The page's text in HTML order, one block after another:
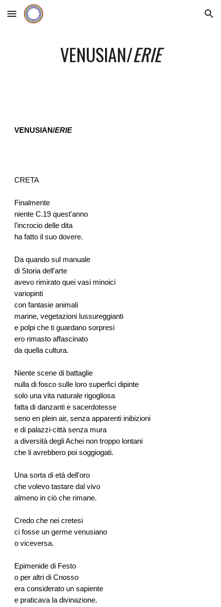
Skip to main content Skip to navigation
VENUSIAN/ERIE
VENUSIAN/ERIE
CRETA
Finalmente
niente C.19 quest'anno
l'incrocio delle dita
ha fatto il suo dovere.
Da quando sul manuale
di Storia dell'arte
avevo rimirato quei vasi minoici
variopinti
con fantasie animali
marine, vegetazioni lussureggianti
e polpi che ti guardano sorpresi
ero rimasto affascinato
da quella cultura.
Niente scene di battaglie
nulla di fosco sulle loro superfici dipinte
solo una vita naturale rigogliosa
fatta di danzanti e sacerdotesse
seno en plein air, senza apparenti inibizioni
e di palazzi-città senza mura
a diversità degli Achei non troppo lontani
che li avrebbero poi soggiogati.
Una sorta di età dell'oro
che volevo tastare dal vivo
almeno in ciò che rimane.
Credo che nei cretesi
ci fosse un germe venusiano
o viceversa.
Epimenide di Festo
o per altri di Cnosso
era considerato un sapiente
e praticava la divinazione.